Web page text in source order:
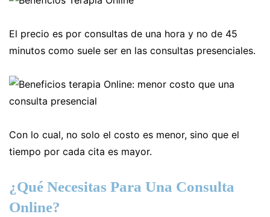
El precio es por consultas de una hora y no de 45
minutos como suele ser en las consultas presenciales.
Con lo cual, no solo el costo es menor, sino que el
tiempo por cada cita es mayor.
¿Qué Necesitas Para Una Consulta
Online?